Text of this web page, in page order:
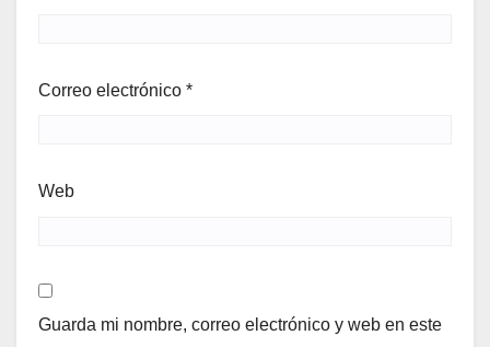
Correo electrónico *
Web
Guarda mi nombre, correo electrónico y web en este